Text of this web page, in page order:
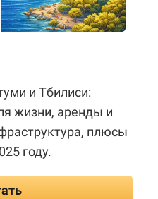
и Тбилиси:
жизни, аренды и
плюсы
году.